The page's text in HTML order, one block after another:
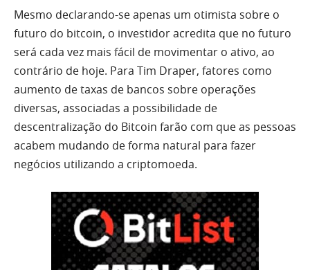
Mesmo declarando-se apenas um otimista sobre o
futuro do bitcoin, o investidor acredita que no futuro
será cada vez mais fácil de movimentar o ativo, ao
contrário de hoje. Para Tim Draper, fatores como
aumento de taxas de bancos sobre operações
diversas, associadas a possibilidade de
descentralização do Bitcoin farão com que as pessoas
acabem mudando de forma natural para fazer
negócios utilizando a criptomoeda.